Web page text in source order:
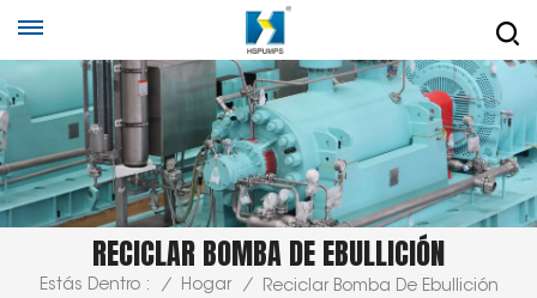
RECICLAR BOMBA DE EBULLICIÓN
Estás Dentro : / Hogar / Reciclar Bomba De Ebullición